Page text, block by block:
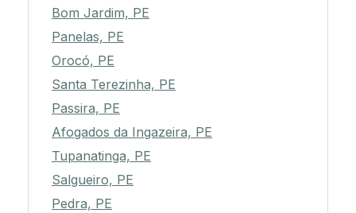
Bom Jardim, PE
Panelas, PE
Orocó, PE
Santa Terezinha, PE
Passira, PE
Afogados da Ingazeira, PE
Tupanatinga, PE
Salgueiro, PE
Pedra, PE